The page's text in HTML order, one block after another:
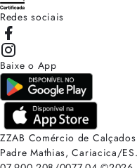
Redes sociais
Baixe o App
ZZAB Comércio de
Padre Mathias, Cariacica/